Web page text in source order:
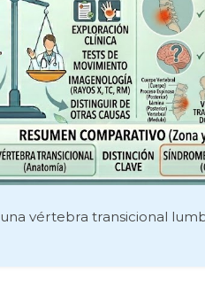
vértebra transicional